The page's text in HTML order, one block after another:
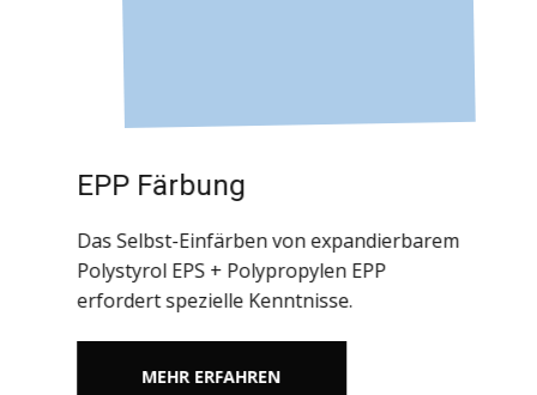
EPP Färbung
Das Selbst-Einfärben von expandierbarem
Polystyrol EPS + Polypropylen EPP
erfordert spezielle Kenntnisse.
MEHR ERFAHREN